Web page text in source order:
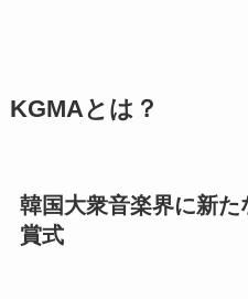
KGMAとは？
韓国大衆音楽界に新
賞式